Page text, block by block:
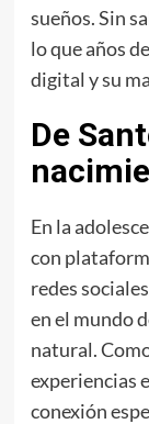
sueños. Sin
lo que años
digital y su
De
En la
con
redes
en el mundo
natural.
experiencias
conexión